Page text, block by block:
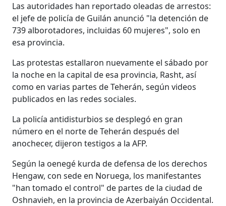
Las autoridades han reportado oleadas de arrestos:
el jefe de policía de Guilán anunció "la detención de
739 alborotadores, incluidas 60 mujeres", solo en
esa provincia.
Las protestas estallaron nuevamente el sábado por
la noche en la capital de esa provincia, Rasht, así
como en varias partes de Teherán, según videos
publicados en las redes sociales.
La policía antidisturbios se desplegó en gran
número en el norte de Teherán después del
anochecer, dijeron testigos a la AFP.
Según la oenegé kurda de defensa de los derechos
Hengaw, con sede en Noruega, los manifestantes
"han tomado el control" de partes de la ciudad de
Oshnavieh, en la provincia de Azerbaiyán Occidental.